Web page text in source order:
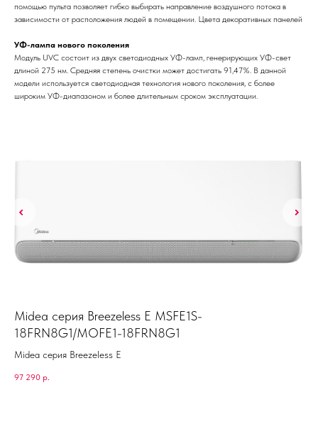
помощью пульта позволяет гибко выбирать направление воздушного потока в
зависимости от расположения людей в помещении. Цвета декоративных панелей
УФ-лампа нового поколения
Модуль UVC состоит из двух светодиодных УФ-ламп, генерирующих УФ-свет
длиной 275 нм. Средняя степень очистки может достигать 91,47%. В данной
модели используется светодиодная технология нового поколения, с более
широким УФ-диапазоном и более длительным сроком эксплуатации.
Midea серия Breezeless E MSFE1S-
18FRN8G1/MOFE1-18FRN8G1
Midea серия Breezeless E
97 290 р.